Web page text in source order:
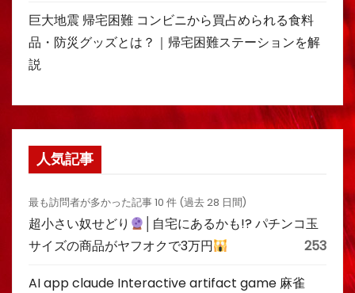
巨大地震 帰宅困難 コンビニから買占められる食料
品・防災グッズとは？｜帰宅困難ステーションを解
説
人気記事
最も訪問者が多かった記事 10 件 (過去 28 日間)
超小さい奴せどり
│自宅にあるかも!? パチンコ玉
サイズの商品がヤフオクで3万円
253
AI app claude Interactive artifact game 麻雀